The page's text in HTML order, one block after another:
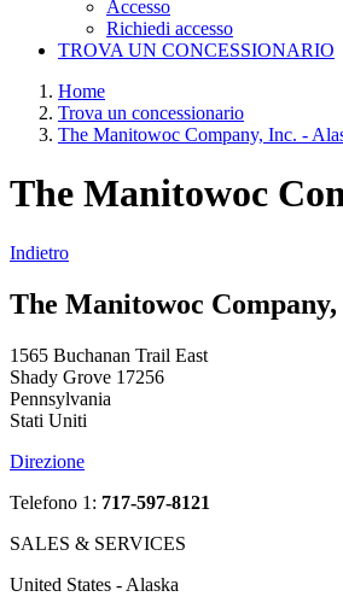
Accesso
Richiedi accesso
TROVA UN CONCESSIONARIO
Home
Trova un concessionario
The Manitowoc Company, Inc. -
The Manitowoc
Indietro
The Manitowoc
1565 Buchanan Trail East
Shady Grove 17256
Pennsylvania
Stati Uniti
Direzione
Telefono 1: 717-597-8121
SALES & SERVICES
United States - Alaska